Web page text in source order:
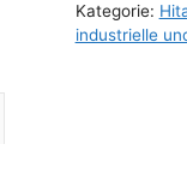
Kategorie:
industrielle